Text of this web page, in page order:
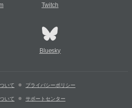
Twitch
Bluesky
いて プライバシーポリシー
いて サポートセンター